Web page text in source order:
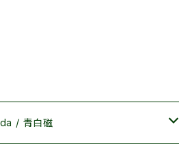
/ 青白磁